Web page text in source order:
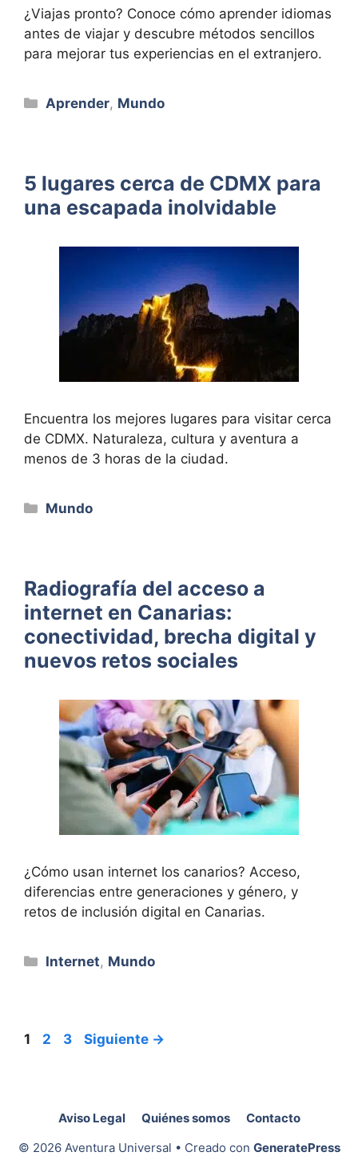
¿Viajas pronto? Conoce cómo aprender idiomas
antes de viajar y descubre métodos sencillos
para mejorar tus experiencias en el extranjero.
Categorías
Aprender, Mundo
5 lugares cerca de CDMX para
una escapada inolvidable
Encuentra los mejores lugares para visitar cerca
de CDMX. Naturaleza, cultura y aventura a
menos de 3 horas de la ciudad.
Categorías
Mundo
Radiografía del acceso a
internet en Canarias:
conectividad, brecha digital y
nuevos retos sociales
¿Cómo usan internet los canarios? Acceso,
diferencias entre generaciones y género, y
retos de inclusión digital en Canarias.
Categorías
Internet, Mundo
Página
1 Página
2 Página
3 Siguiente →
Aviso Legal Quiénes somos
Contacto
© 2026 Aventura Universal • Creado con GeneratePress